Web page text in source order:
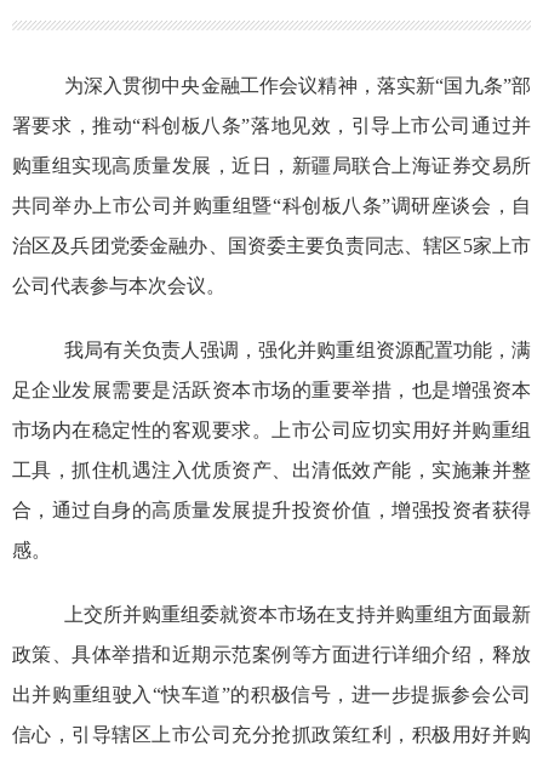
为深入贯彻中央金融工作会议精神，落实新“国九条”部
署要求，推动“科创板八条”落地见效，引导上市公司通过并
购重组实现高质量发展，近日，新疆局联合上海证券交易所
共同举办上市公司并购重组暨“科创板八条”调研座谈会，自
治区及兵团党委金融办、国资委主要负责同志、辖区5家上市
公司代表参与本次会议。
我局有关负责人强调，强化并购重组资源配置功能，满
足企业发展需要是活跃资本市场的重要举措，也是增强资本
市场内在稳定性的客观要求。上市公司应切实用好并购重组
工具，抓住机遇注入优质资产、出清低效产能，实施兼并整
合，通过自身的高质量发展提升投资价值，增强投资者获得
感。
上交所并购重组委就资本市场在支持并购重组方面最新
政策、具体举措和近期示范案例等方面进行详细介绍，释放
出并购重组驶入“快车道”的积极信号，进一步提振参会公司
信心，引导辖区上市公司充分抢抓政策红利，积极用好并购